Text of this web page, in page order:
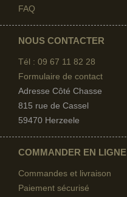
FAQ
NOUS CONTACTER
Tél : 09 67 11 82 28
Formulaire de contact
Adresse Côté Chasse
815 rue de Cassel
59470 Herzeele
COMMANDER EN LIGNE
Commandes et livraison
Paiement sécurisé